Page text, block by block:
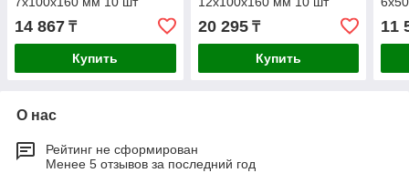
14 867 ₸
Купить
20 295₸
Купить
11
О нас
Рейтинг не сформирован
Менее 5 отзывов за последний год